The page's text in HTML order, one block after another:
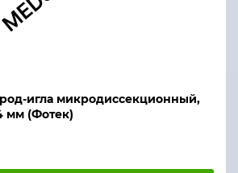
игла микродиссекционный,
мм (Фотек)